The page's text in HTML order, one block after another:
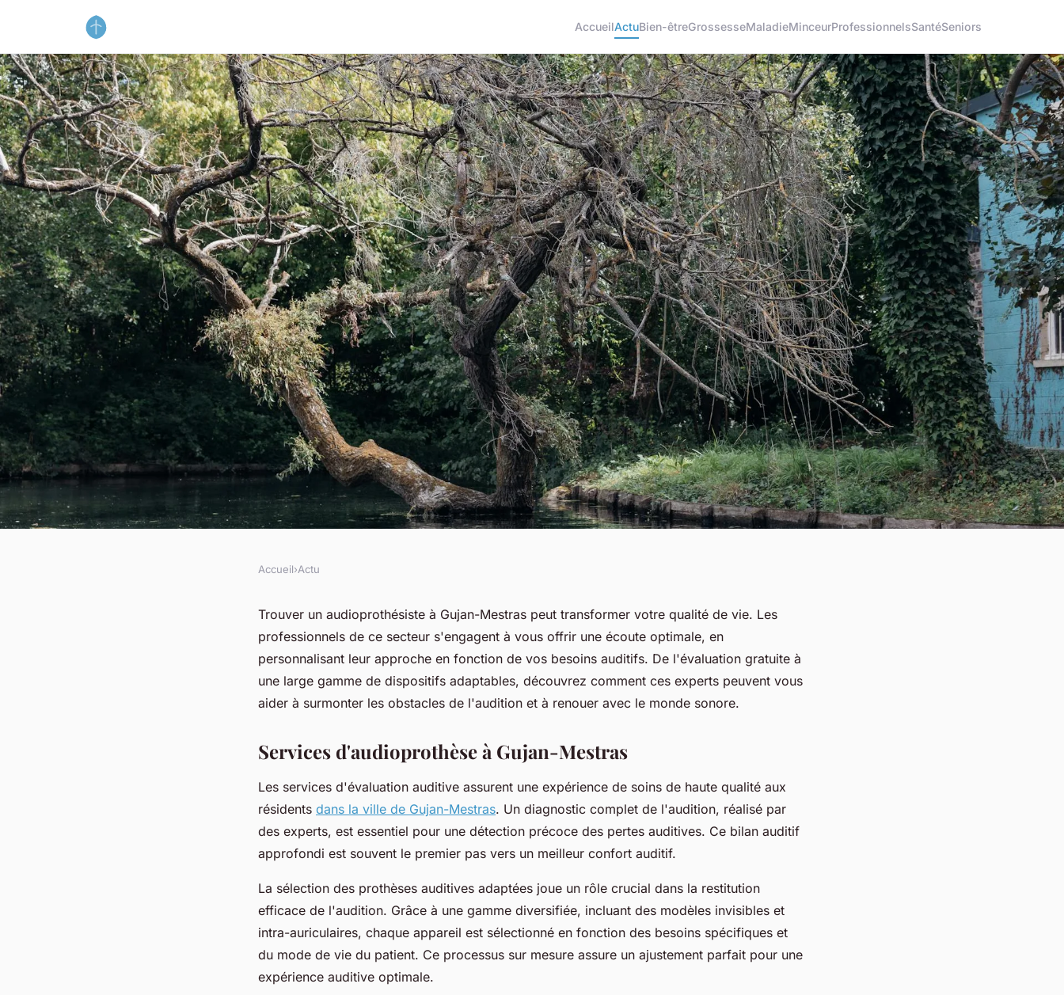
AccueilActuBien-êtreGrossesseMaladieMinceurProfessionnelsSantéSeniors
Audioprothésiste à Gujan-Mestras :
offrez-vous une meilleure écoute
Accueil›Actu
Trouver un audioprothésiste à Gujan-Mestras peut transformer votre qualité de vie. Les
professionnels de ce secteur s'engagent à vous offrir une écoute optimale, en
personnalisant leur approche en fonction de vos besoins auditifs. De l'évaluation gratuite à
une large gamme de dispositifs adaptables, découvrez comment ces experts peuvent vous
aider à surmonter les obstacles de l'audition et à renouer avec le monde sonore.
Services d'audioprothèse à Gujan-Mestras
Les services d'évaluation auditive assurent une expérience de soins de haute qualité aux
résidents dans la ville de Gujan-Mestras. Un diagnostic complet de l'audition, réalisé par
des experts, est essentiel pour une détection précoce des pertes auditives. Ce bilan auditif
approfondi est souvent le premier pas vers un meilleur confort auditif.
La sélection des prothèses auditives adaptées joue un rôle crucial dans la restitution
efficace de l'audition. Grâce à une gamme diversifiée, incluant des modèles invisibles et
intra-auriculaires, chaque appareil est sélectionné en fonction des besoins spécifiques et
du mode de vie du patient. Ce processus sur mesure assure un ajustement parfait pour une
expérience auditive optimale.